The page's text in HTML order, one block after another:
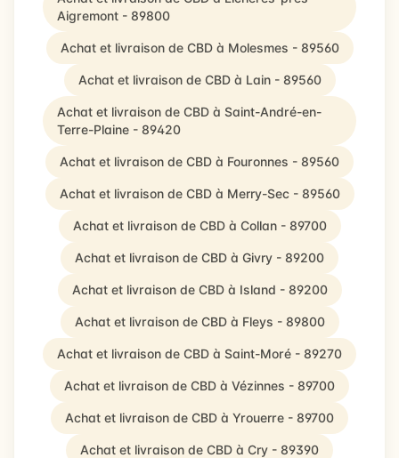
Aigremont - 89800
Achat et livraison de CBD à Molesmes - 89560
Achat et livraison de CBD à Lain - 89560
Achat et livraison de CBD à Saint-André-en-
Terre-Plaine - 89420
Achat et livraison de CBD à Fouronnes - 89560
Achat et livraison de CBD à Merry-Sec - 89560
Achat et livraison de CBD à Collan - 89700
Achat et livraison de CBD à Givry - 89200
Achat et livraison de CBD à Island - 89200
Achat et livraison de CBD à Fleys - 89800
Achat et livraison de CBD à Saint-Moré - 89270
Achat et livraison de CBD à Vézinnes - 89700
Achat et livraison de CBD à Yrouerre - 89700
Achat et livraison de CBD à Cry - 89390